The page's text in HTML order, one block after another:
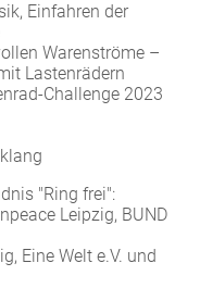
Einfahren der
Warenströme –
Lastenrädern
Challenge 2023
"Ring frei":
Leipzig, BUND
Eine Welt e.V. und